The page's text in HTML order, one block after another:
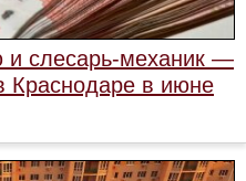
и слесарь-механик —
Краснодаре в июне